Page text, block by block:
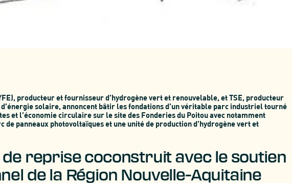
producteur et fournisseur d’hydrogène vert et renouvelable, et TSE, producteur
solaire, annoncent bâtir les fondations d’un véritable parc industriel tourné
et l’économie circulaire sur le site des Fonderies du Poitou avec notamment
de panneaux photovoltaïques et une unité de production d’hydrogène vert et
reprise coconstruit avec le soutien
de la Région Nouvelle-Aquitaine